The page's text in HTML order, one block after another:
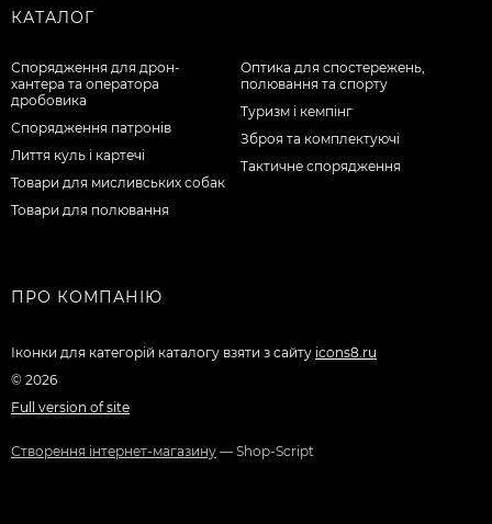
КАТАЛОГ
Спорядження для дрон-
хантера та оператора
дробовика
Спорядження патронів
Лиття куль і картечі
Товари для мисливських собак
Товари для полювання
Оптика для спостережень,
полювання та спорту
Туризм і кемпінг
Зброя та комплектуючі
Тактичне спорядження
ПРО КОМПАНІЮ
Іконки для категорій каталогу взяти з сайту icons8.ru
© 2026
Full version of site
Створення інтернет-магазину — Shop-Script